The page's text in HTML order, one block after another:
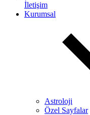
İletişim
Kurumsal
Astroloji
Özel Sayfalar